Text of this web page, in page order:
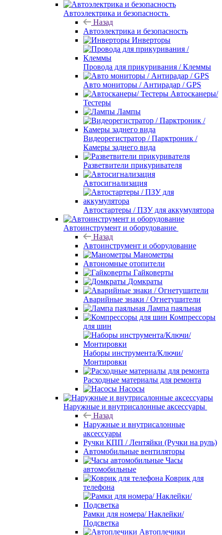
Автоэлектрика и безопасность
Назад
Автоэлектрика и безопасность
Инверторы
Провода для прикуривания / Клеммы
Авто мониторы / Антирадар / GPS
Автосканеры/
Тестеры
Лампы
Видеорегистратор / Парктроник /
Камеры заднего вида
Разветвители прикуривателя
Автосигнализация
Автостартеры / ПЗУ для аккумулятора
Автоинструмент и оборудование
Назад
Автоинструмент и оборудование
Манометры
Автономные отопители
Гайковерты
Домкраты
Аварийные знаки / Огнетушители
Лампа паяльная
Компрессоры
для шин
Наборы инструмента/Ключи/
Монтировки
Расходные материалы для ремонта
Насосы
Наружные и внутрисалонные аксессуары
Назад
Наружные и внутрисалонные
аксессуары
Ручки КПП / Лентяйки (Ручки на руль)
Автомобильные вентиляторы
Часы
автомобильные
Коврик для
телефона
Рамки для номера/ Наклейки/
Подсветка
Автоплечики